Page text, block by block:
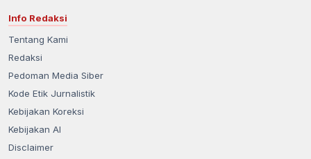
Info Redaksi
Tentang Kami
Redaksi
Pedoman Media Siber
Kode Etik Jurnalistik
Kebijakan Koreksi
Kebijakan AI
Disclaimer